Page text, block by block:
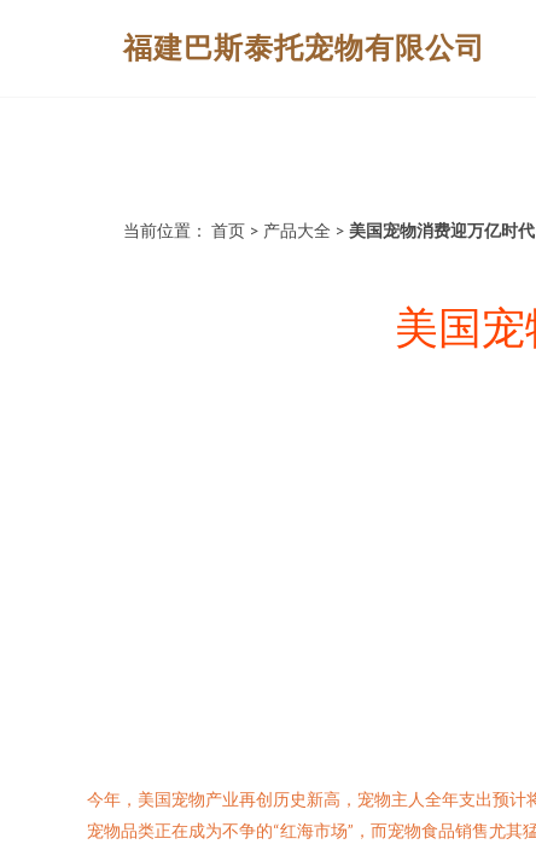
福建巴斯泰托宠物有限公司
当前位置： 首页 > 产品大全 > 美国宠物消费迎万亿时
美国
今年，美国宠物产业再创历史新高，宠物主人全年支出预
宠物品类正在成为不争的“红海市场”，而宠物食品销售尤